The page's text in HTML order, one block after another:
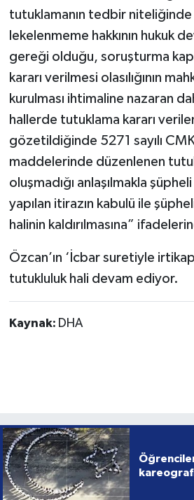
tutuklamanın tedbir
lekelenmeme hakkının hukuk
gereği olduğu, soruşturma
kararı verilmesi olasılığının
kurulması ihtimaline nazaran
hallerde tutuklama kararı
gözetildiğinde 5271 sayılı
maddelerinde düzenlenen
oluşmadığı anlaşılmakla
yapılan itirazın kabulü ile
halinin kaldırılmasına”
Özcan’ın ‘İcbar suretiyle
tutukluluk hali devam ediyor.
Kaynak: DHA